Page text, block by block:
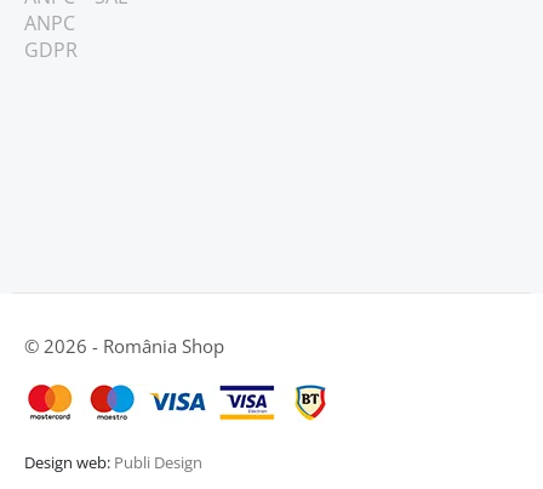
ANPC
GDPR
© 2026 - România Shop
Design web: Publi Design